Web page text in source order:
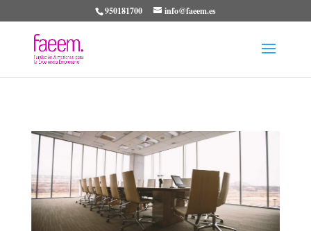
950181700 info@faeem.es